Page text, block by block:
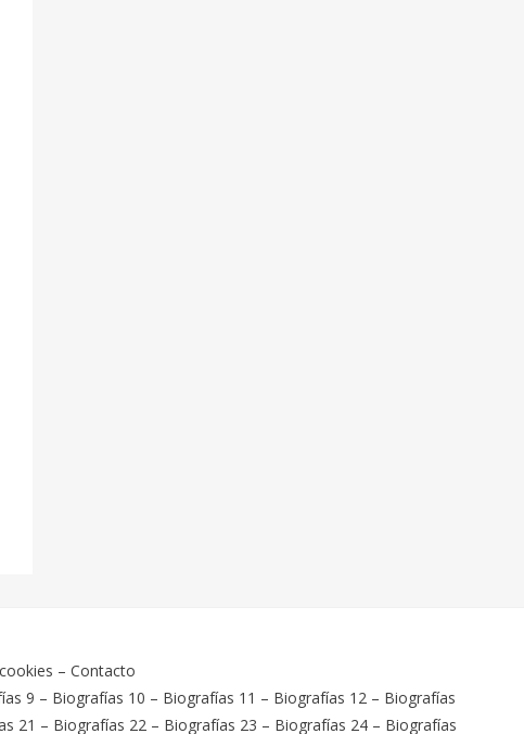
– Contacto
9 – Biografías 10 – Biografías 11 – Biografías 12 – Biografías
21 – Biografías 22 – Biografías 23 – Biografías 24 – Biografías